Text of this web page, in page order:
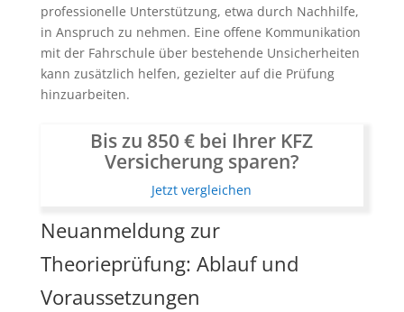
professionelle Unterstützung, etwa durch Nachhilfe,
in Anspruch zu nehmen. Eine offene Kommunikation
mit der Fahrschule über bestehende Unsicherheiten
kann zusätzlich helfen, gezielter auf die Prüfung
hinzuarbeiten.
Bis zu 850 € bei Ihrer KFZ
Versicherung sparen?
Jetzt vergleichen
Neuanmeldung zur
Theorieprüfung: Ablauf und
Voraussetzungen